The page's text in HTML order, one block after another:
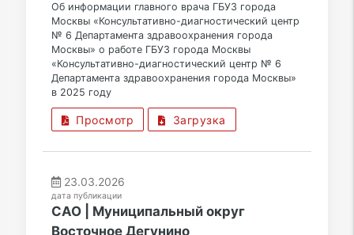
Об информации главного врача ГБУЗ города
Москвы «Консультативно-диагностический центр
№ 6 Департамента здравоохранения города
Москвы» о работе ГБУЗ города Москвы
«Консультативно-диагностический центр № 6
Департамента здравоохранения города Москвы»
в 2025 году
Просмотр Загрузка
23.03.2026
дата публикации
САО | Муниципальный округ
Восточное Дегунино